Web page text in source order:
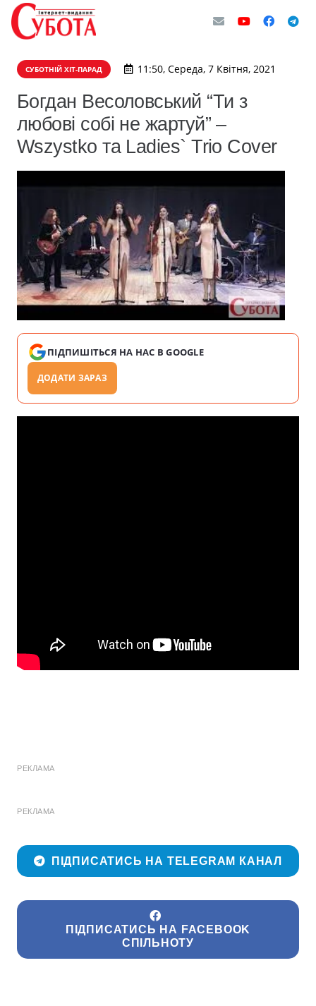
СУБОТНІЙ ХІТ-ПАРАД 11:50, Середа, 7 Квітня, 2021
Богдан Весоловський “Ти з
любові собі не жартуй” –
Wszystko та Ladies` Trio Cover
ПІДПИШІТЬСЯ НА НАС В GOOGLE
ДОДАТИ ЗАРАЗ
РЕКЛАМА
РЕКЛАМА
ПІДПИСАТИСЬ НА TELEGRAM КАНАЛ
ПІДПИСАТИСЬ НА FACEBOOK
СПІЛЬНОТУ